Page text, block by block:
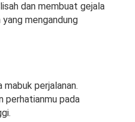
dan membuat gejala
yang mengandung
perjalanan.
perhatianmu pada